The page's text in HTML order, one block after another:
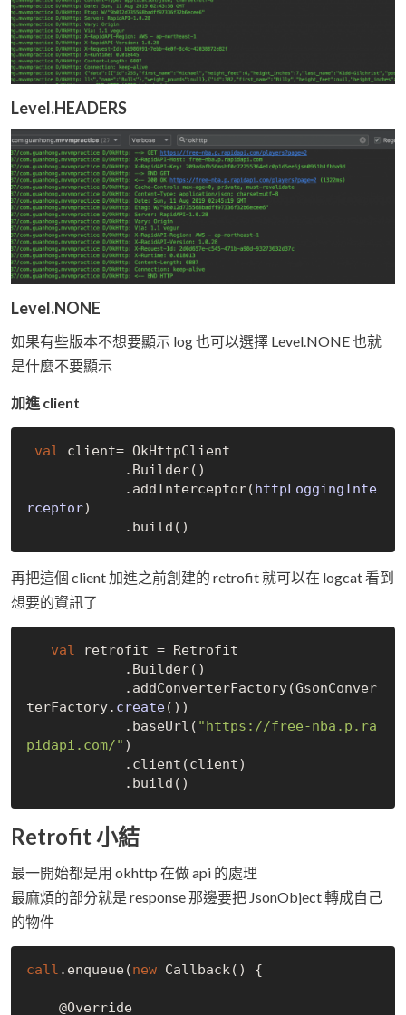
Level.HEADERS
Level.NONE
如果有些版本不想要顯示 log 也可以選擇 Level.NONE 也就
是什麼不要顯示
加進 client
val client= OkHttpClient
            .
Builder()
            .add
Interceptor( httpLoggingInte
rceptor)
            .build
()
再把這個 client 加進之前創建的 retrofit 就可以在 logcat 看到
想要的資訊了
val retrofit = Retrofit
            .
Builder()
            .add
ConverterFactory(GsonConver
terFactory. create() )
            .base
Url( "https://free-nba.p.ra
pidapi.com/" )
            .build
()
Retrofit 小結
最一開始都是用 okhttp 在做 api 的處理
最麻煩的部分就是 response 那邊要把 JsonObject 轉成自己
的物件
call .enqueue(new Callback() {